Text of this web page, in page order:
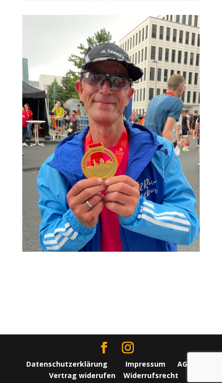
Datenschutzerklärung Impressum
AGBs
Vertrag widerufen
Widerrufsrecht